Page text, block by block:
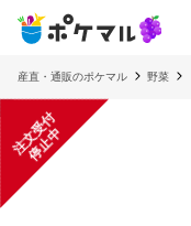
産直・通販のポケマル 野菜
注
文
受
付
停
止
中